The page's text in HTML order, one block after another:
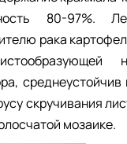
80-97%.
рака
среднеустойчив
скручивания
мозаике.